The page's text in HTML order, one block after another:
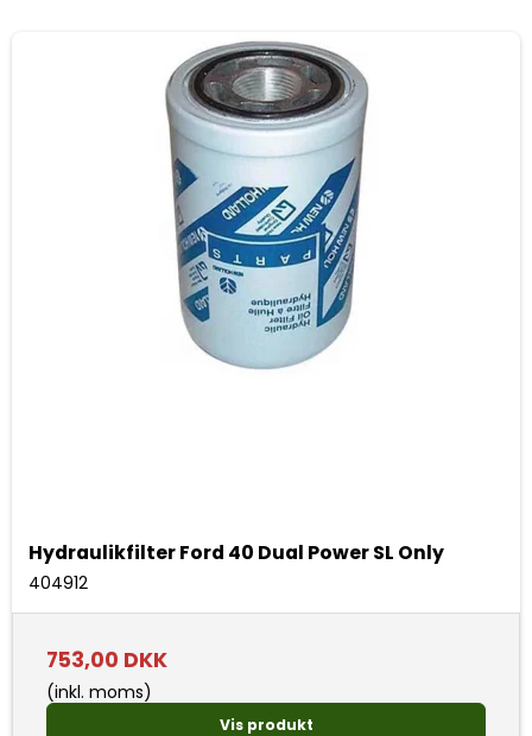
Hydraulikfilter Ford 40 Dual Power SL Only
404912
753,00 DKK
(inkl. moms)
Vis produkt